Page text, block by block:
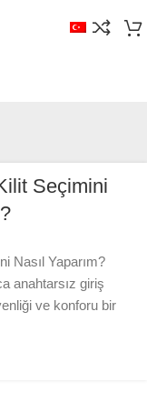
Seçimini
Nasıl Yaparım?
anahtarsız giriş
ve konforu bir